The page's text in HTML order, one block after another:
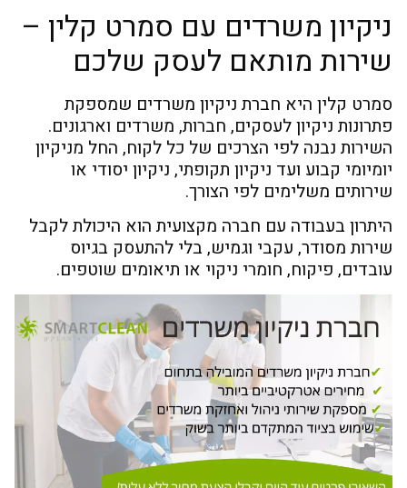
ניקיון משרדים עם סמרט קלין –
שירות מותאם לעסק שלכם
סמרט קלין היא חברת ניקיון משרדים שמספקת
פתרונות ניקיון לעסקים, חברות, משרדים וארגונים.
השירות נבנה לפי הצרכים של כל לקוח, החל מניקיון
יומיומי קבוע ועד ניקיון תקופתי, ניקיון יסודי או
שירותים משלימים לפי הצורך.
היתרון בעבודה עם חברה מקצועית הוא היכולת לקבל
שירות מסודר, עקבי וגמיש, בלי להתעסק בגיוס
עובדים, פיקוח, חומרי ניקוי או תיאומים שוטפים.